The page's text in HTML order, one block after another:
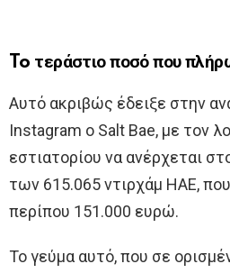
To τεράστιο ποσό που
Αυτό ακριβώς έδειξε στην
Instagram ο Salt Bae, με τον
εστιατορίου να ανέρχεται
των 615.065 ντιρχάμ ΗΑΕ,
περίπου 151.000 ευρώ.
Το γεύμα αυτό, που σε